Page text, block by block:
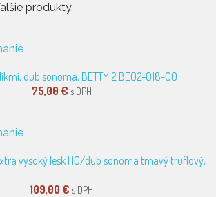
produkty.
dub sonoma, BETTY 2 BE02-018-00
75,00 € s DPH
vysoký lesk HG/dub sonoma tmavý truflový,
109,00 € s DPH